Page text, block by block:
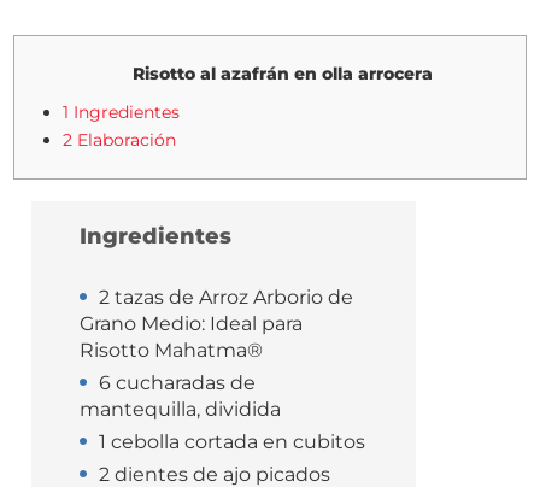
Risotto al azafrán en olla arrocera
1 Ingredientes
2 Elaboración
Ingredientes
2 tazas de Arroz Arborio de
Grano Medio: Ideal para
Risotto Mahatma®
6 cucharadas de
mantequilla, dividida
1 cebolla cortada en cubitos
2 dientes de ajo picados